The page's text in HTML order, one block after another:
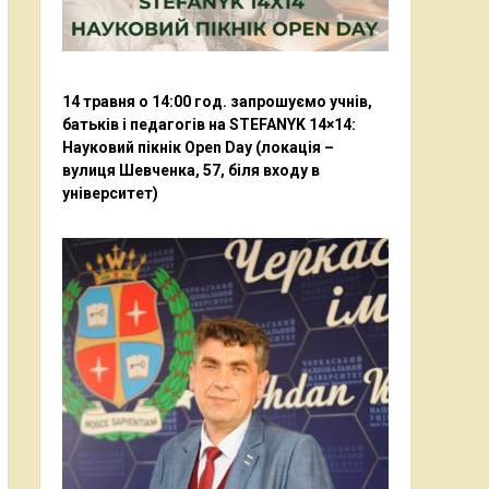
14 травня о 14:00 год. запрошуємо учнів,
батьків і педагогів на STEFANYK 14×14:
Науковий пікнік Open Day (локація –
вулиця Шевченка, 57, біля входу в
університет)